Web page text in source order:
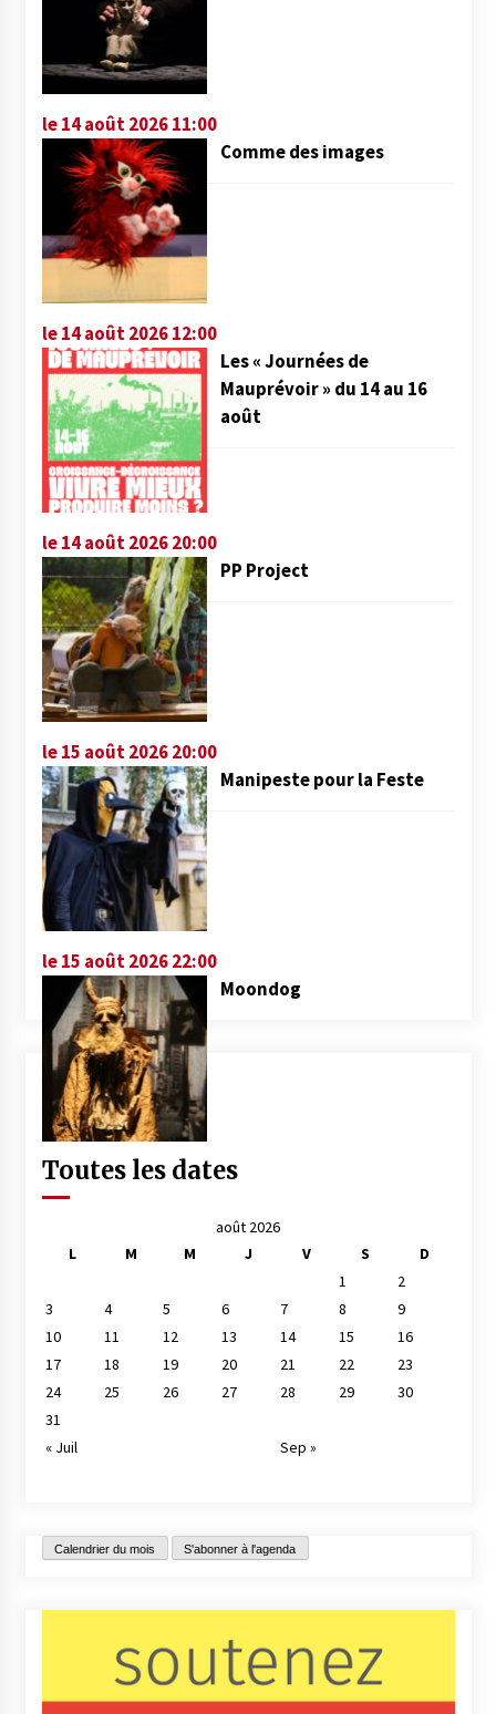
le 14 août 2026 11:00
Comme des images
le 14 août 2026 12:00
Les « Journées de
Mauprévoir » du 14 au 16
août
le 14 août 2026 20:00
PP Project
le 15 août 2026 20:00
Manipeste pour la Feste
le 15 août 2026 22:00
Moondog
Toutes les dates
août 2026
L
M M J V S
D
1
2
3
4 5 6 7 8
9
10
11 12 13 14 15
16
17
18 19 20 21 22
23
24
25 26 27 28 29
30
31
« Juil
Sep »
Calendrier du mois S'abonner à l'agenda